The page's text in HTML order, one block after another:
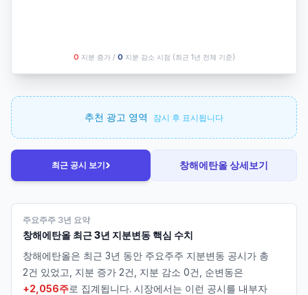
O 지분 증가 / O 지분 감소 시점 (최근 1년 전체 기준)
추천 광고 영역 잠시 후 표시됩니다
최근 공시 보기› 창해에탄올상세보기
주요주주 3년 요약
창해에탄올 최근 3년 지분변동 핵심 수치
창해에탄올은 최근 3년 동안 주요주주 지분변동 공시가 총
2건 있었고, 지분 증가 2건, 지분 감소 0건, 순변동은
+2,056주로 집계됩니다. 시장에서는 이런 공시를 내부자